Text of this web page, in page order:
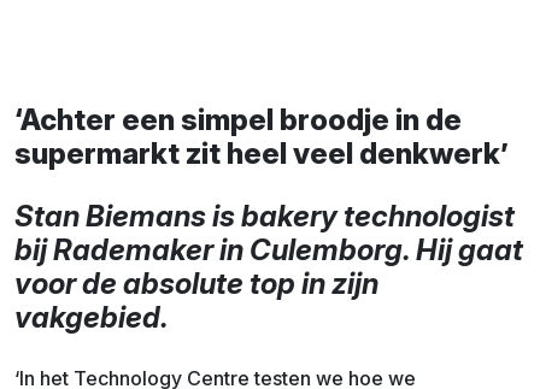
‘Achter een simpel broodje in de
supermarkt zit heel veel denkwerk’
Stan Biemans is bakery technologist
bij Rademaker in Culemborg. Hij gaat
voor de absolute top in zijn
vakgebied.
‘In het Technology Centre testen we hoe we